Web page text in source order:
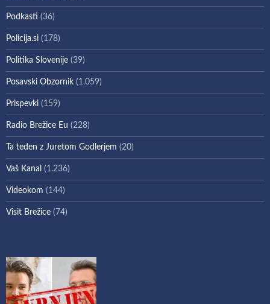
Podkasti (36)
Policija.si (178)
Politika Slovenije (39)
Posavski Obzornik (1.059)
Prispevki (159)
Radio Brežice Eu (228)
Ta teden z Juretom Godlerjem (20)
Vaš Kanal (1.236)
Videokom (144)
Visit Brežice (74)